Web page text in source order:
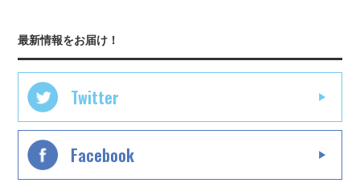
最新情報をお届け！
Twitter
Facebook